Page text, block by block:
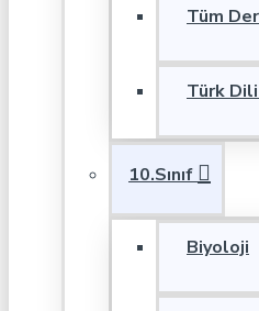
Tüm
Türk
10.Sınıf
Biyoloji